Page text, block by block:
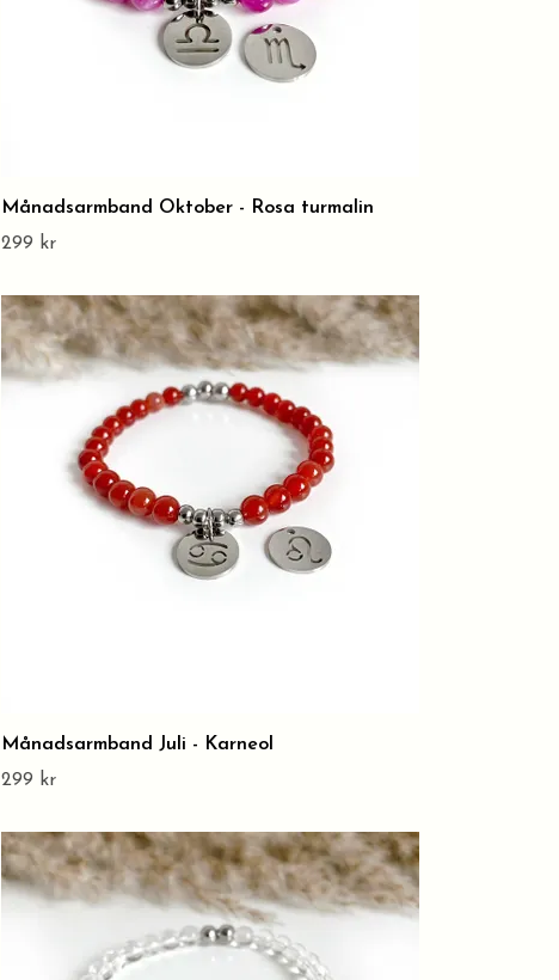
Månadsarmband Oktober - Rosa turmalin
299 kr
Månadsarmband Juli - Karneol
299 kr